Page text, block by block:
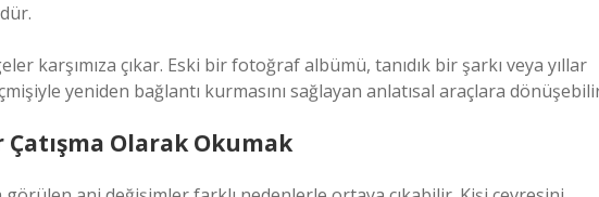
karşımıza çıkar. Eski bir fotoğraf albümü, tanıdık bir şarkı veya yıllar
yeniden bağlantı kurmasını sağlayan anlatısal araçlara
Çatışma Olarak Okumak